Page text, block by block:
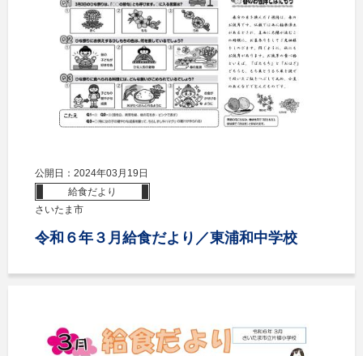
公開日：2024年03月19日
給食だより
さいたま市
令和６年３月給食だより／東浦和中学校